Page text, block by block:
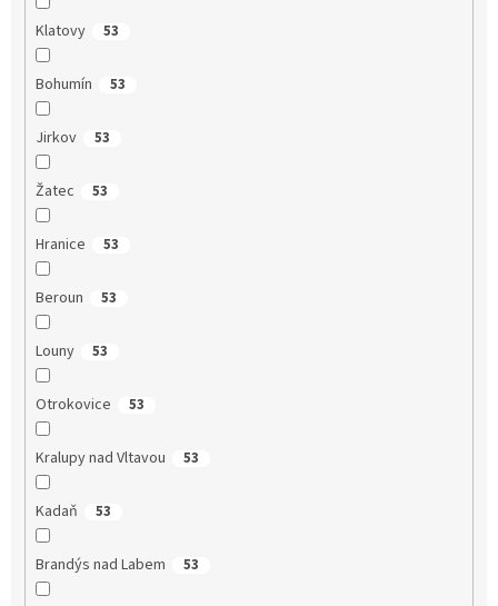
Klatovy 53
Bohumín 53
Jirkov 53
Žatec 53
Hranice 53
Beroun 53
Louny 53
Otrokovice 53
Kralupy nad Vltavou 53
Kadaň 53
Brandýs nad Labem 53